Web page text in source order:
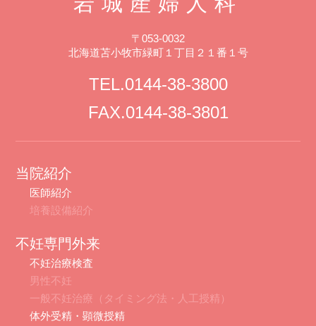
〒053-0032
北海道苫小牧市緑町１丁目２１番１号
TEL.0144-38-3800
FAX.0144-38-3801
当院紹介
医師紹介
培養設備紹介
不妊専門外来
不妊治療検査
男性不妊
一般不妊治療（タイミング法・人工授精）
体外受精・顕微授精